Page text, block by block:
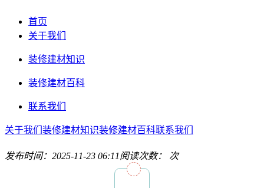
首页
关于我们
装修建材知识
装修建材百科
联系我们
关于我们 装修建材知识装修建材百科联系我们
发布时间：2025-11-23 06:11阅读次数： 次